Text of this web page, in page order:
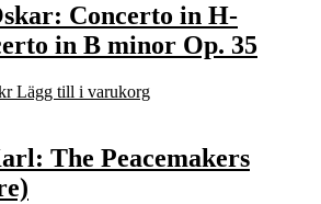
Concerto in H-
in B minor Op. 35
kr.
Det
är:
99,00 kr.
Lägg till i varukorg
The Peacemakers